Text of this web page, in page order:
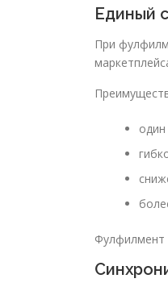
Единый
При
Фулфилмент